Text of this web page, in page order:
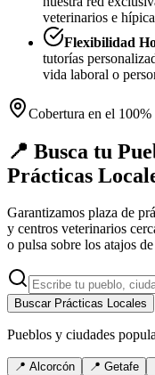
veterinarios e
Flexibilidad
tutorías
vida laboral o
Cobertura en el
📍 Busca tu
Prácticas
Garantizamos plaza de
y centros veterinarios
o pulsa sobre los atajos
Buscar Prácticas Locales
Pueblos y ciudades
📍 Alcorcón 📍 Getafe